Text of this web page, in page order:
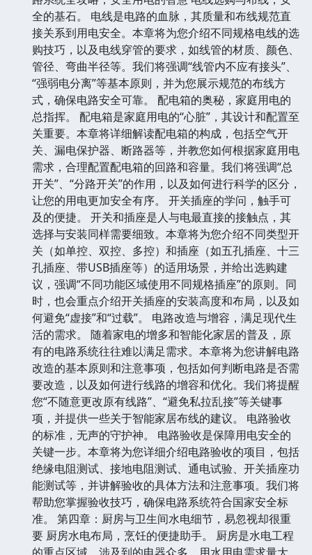
全的基石。 电线是电路的血脉，其质量和布线规范直
接关系到用电安全。本章将为您介绍不同规格电线的选
购技巧，以及电线穿管的要求，如线管的材质、颜色、
管径、弯曲半径等。我们将强调“线管内不应有接头”、
“强弱电分离”等基本原则，并为您展示规范的布线方
式，确保电路安全可靠。 配电箱的奥秘，家庭用电的
总指挥。 配电箱是家庭用电的“心脏”，其设计和配置至
关重要。本章将详细解读配电箱的构成，包括空气开
关、漏电保护器、断路器等，并教您如何根据家庭用电
需求，合理配置配电箱的回路和容量。我们将强调“总
开关”、“分路开关”的作用，以及如何进行科学的区分，
让您的用电更加安全有序。 开关插座的学问，触手可
及的便捷。 开关和插座是人与电最直接的接触点，其
选择与安装同样需要细致。本章将为您介绍不同类型开
关（如单控、双控、多控）和插座（如五孔插座、十三
孔插座、带USB插座等）的适用场景，并给出选购建
议，强调“不同功能区域使用不同规格插座”的原则。同
时，也会重点介绍开关插座的安装高度和布局，以及如
何避免“虚接”和“过载”。 电路改造与增容，满足现代生
活的需求。 随着家电的增多和智能化家居的普及，原
有的电路系统往往难以满足需求。本章将为您讲解电路
改造的基本原则和注意事项，包括如何判断电路是否需
要改造，以及如何进行线路的增容和优化。我们将提醒
您“不随意更改原有线路”、“避免私拉乱接”等关键事
项，并提供一些关于智能家居布线的建议。 电路验收
的标准，无声的守护神。 电路验收是保障用电安全的
关键一步。本章将为您详细介绍电路验收的项目，包括
绝缘电阻测试、接地电阻测试、通电试验、开关插座功
能测试等，并讲解验收的具体方法和注意事项。我们将
帮助您掌握验收技巧，确保电路系统符合国家安全标
准。 第四章：厨房与卫生间水电细节，易忽视却很重
要 厨房水电布局，烹饪的便捷助手。 厨房是水电工程